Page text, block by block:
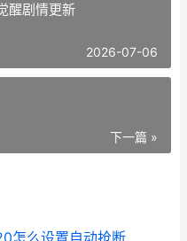
醒剧情更新
2026-07-06
下一篇 »
怎么设置自动抢断